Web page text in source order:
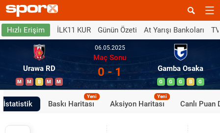
Hızlı Erişim İLK11 KUR Günün Özeti At Yarışı Bankoları
Urawa RD
M M B M M
06.05.2025
Maç Sonu
0 - 1 Gamba Osaka
G G G B G
İstatistik Baskı Haritası
Yeni
Aksiyon Haritası
Yeni
Canlı Puan